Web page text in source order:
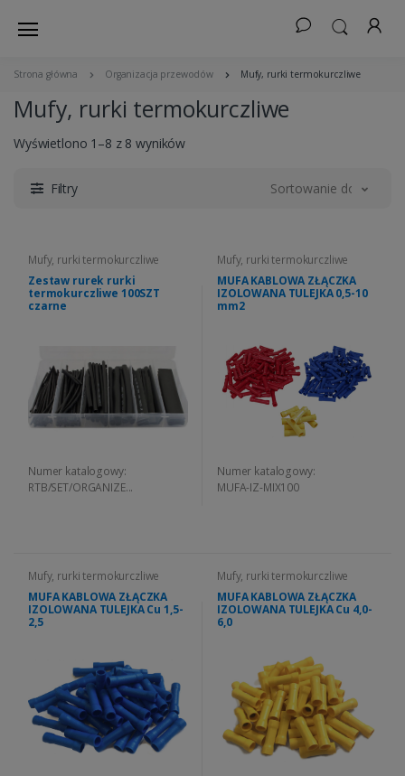
Strona główna Organizacja przewodów Mufy, rurki termokurczliwe
Mufy, rurki termokurczliwe
Wyświetlono 1–8 z 8 wyników
Filtry Sortowanie domyślne
Mufy, rurki termokurczliwe
Zestaw rurek rurki
termokurczliwe 100SZT
czarne
Numer katalogowy:
RTB/SET/ORGANIZE...
Mufy, rurki termokurczliwe
MUFA KABLOWA ZŁĄCZKA
IZOLOWANA TULEJKA 0,5-10
mm2
Numer katalogowy:
MUFA-IZ-MIX100
Mufy, rurki termokurczliwe
MUFA KABLOWA ZŁĄCZKA
IZOLOWANA TULEJKA Cu 1,5-
2,5
Mufy, rurki termokurczliwe
MUFA KABLOWA ZŁĄCZKA
IZOLOWANA TULEJKA Cu 4,0-
6,0